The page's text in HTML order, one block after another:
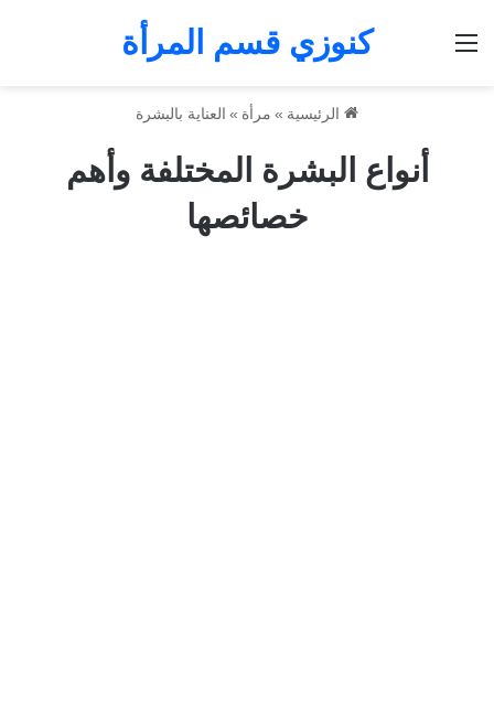
كنوزي قسم المرأة
الرئيسية » مرأة » العناية بالبشرة
أنواع البشرة المختلفة وأهم
خصائصها